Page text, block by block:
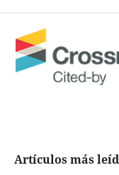
Artículos más